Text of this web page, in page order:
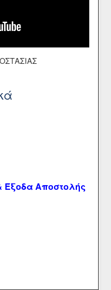
Έξοδα Αποστολής